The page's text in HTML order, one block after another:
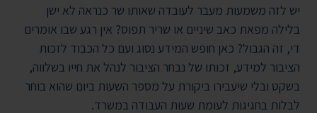
יש לזה משמעות מעבר לעובדה שאותו שר כנראה לא ישן
בלילה מפאת כאב שיניים או שריר תפוס? אין רגע שבו אומרים
די, זה הגבול? כאן חופש המידע נסוג ועם כל הכבוד לזכות
הציבור למידע, זכותו של נבחר הציבור לנהל את חייו בשלווה,
בשקט ובלי שיעבירו ביקורת על מספר השעות ביום שהוא בוחר
לבלות בחגיגות לעומת שעות העבודה במשרד.